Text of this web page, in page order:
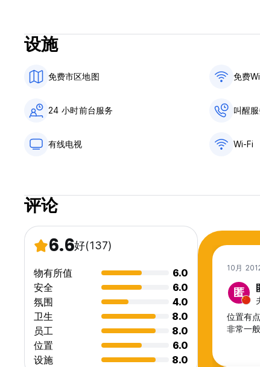
设施
免费市区地图 免费
24 小时前台服务 叫醒
有线电视 Wi-Fi
评论
6.6好(137)
物有所值
6.0
安全
6.0
氛围
4.0
卫生
8.0
员工
8.0
位置
6.0
设施
8.0
10月
匿
位置有
非常一